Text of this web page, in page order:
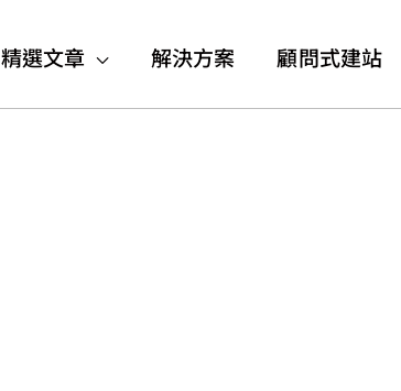
精選文章 解決方案 顧問式建站